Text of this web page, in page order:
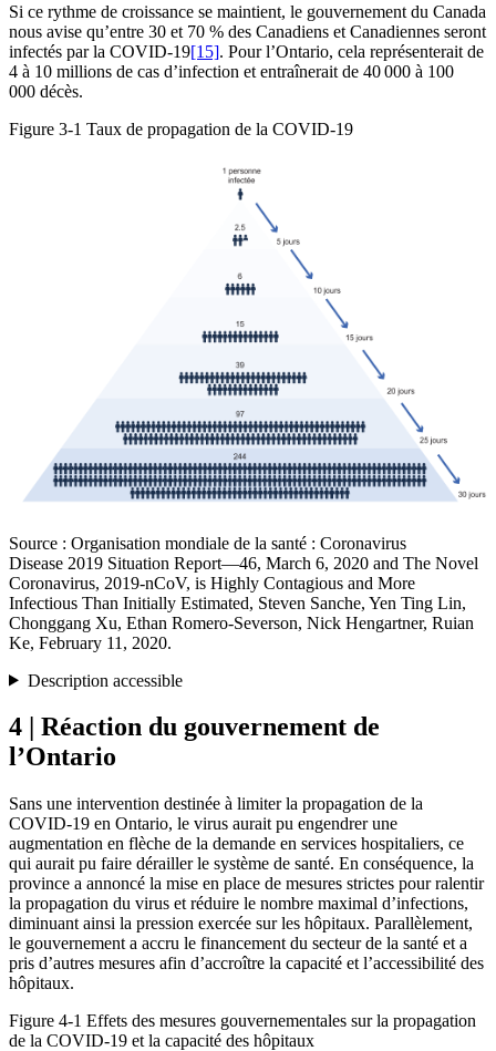
Si ce rythme de croissance se maintient, le gouvernement du Canada
nous avise qu’entre 30 et 70 % des Canadiens et Canadiennes seront
infectés par la COVID-19[15]. Pour l’Ontario, cela représenterait de
4 à 10 millions de cas d’infection et entraînerait de 40 000 à 100
000 décès.
Figure 3‑1 Taux de propagation de la COVID-19
Source : Organisation mondiale de la santé : Coronavirus
Disease 2019 Situation Report—46, March 6, 2020 and The Novel
Coronavirus, 2019-nCoV, is Highly Contagious and More
Infectious Than Initially Estimated, Steven Sanche, Yen Ting Lin,
Chonggang Xu, Ethan Romero-Severson, Nick Hengartner, Ruian
Ke, February 11, 2020.
Description accessible
4 | Réaction du gouvernement de
l’Ontario
Sans une intervention destinée à limiter la propagation de la
COVID-19 en Ontario, le virus aurait pu engendrer une
augmentation en flèche de la demande en services hospitaliers, ce
qui aurait pu faire dérailler le système de santé. En conséquence, la
province a annoncé la mise en place de mesures strictes pour ralentir
la propagation du virus et réduire le nombre maximal d’infections,
diminuant ainsi la pression exercée sur les hôpitaux. Parallèlement,
le gouvernement a accru le financement du secteur de la santé et a
pris d’autres mesures afin d’accroître la capacité et l’accessibilité des
hôpitaux.
Figure 4‑1 Effets des mesures gouvernementales sur la propagation
de la COVID-19 et la capacité des hôpitaux